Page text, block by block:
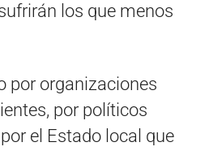
los que menos
por organizaciones
por políticos
el Estado local que